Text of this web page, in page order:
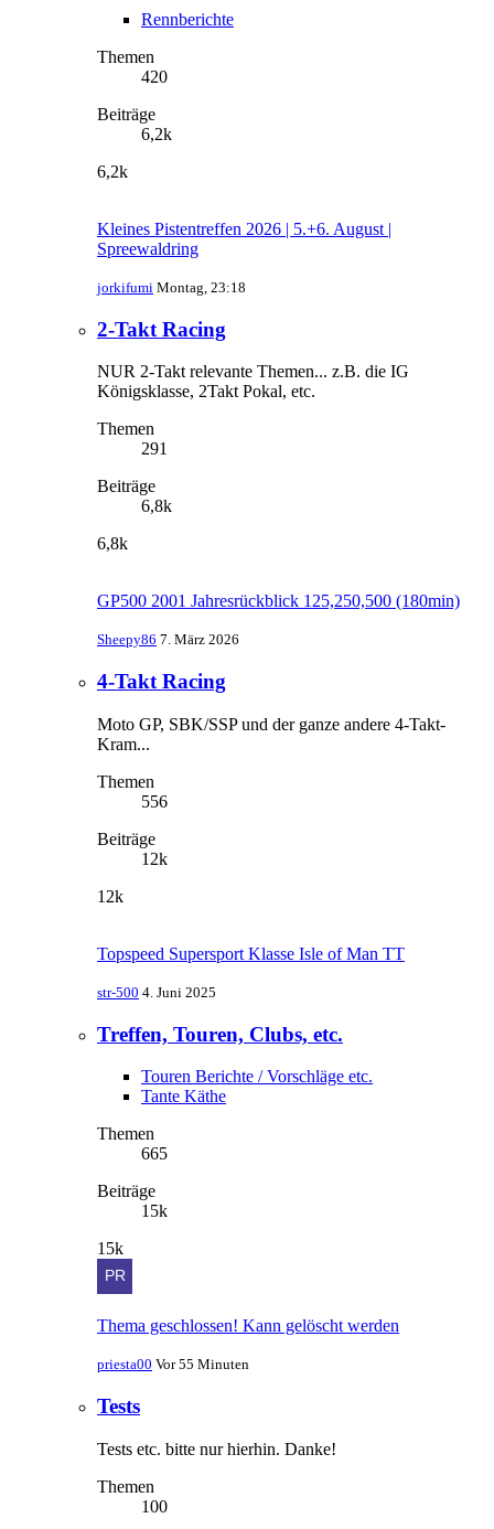
Rennberichte
Themen
420
Beiträge
6,2k
6,2k
Kleines Pistentreffen 2026 | 5.+6. August |
Spreewaldring
jorkifumi Montag, 23:18
2-Takt Racing
NUR 2-Takt relevante Themen... z.B. die IG
Königsklasse, 2Takt Pokal, etc.
Themen
291
Beiträge
6,8k
6,8k
GP500 2001 Jahresrückblick 125,250,500 (180min)
Sheepy86 7. März 2026
4-Takt Racing
Moto GP, SBK/SSP und der ganze andere 4-Takt-
Kram...
Themen
556
Beiträge
12k
12k
Topspeed Supersport Klasse Isle of Man TT
str-500 4. Juni 2025
Treffen, Touren, Clubs, etc.
Touren Berichte / Vorschläge etc.
Tante Käthe
Themen
665
Beiträge
15k
15k
Thema geschlossen! Kann gelöscht werden
priesta00 Vor 55 Minuten
Tests
Tests etc. bitte nur hierhin. Danke!
Themen
100